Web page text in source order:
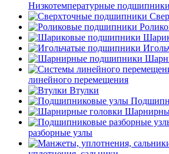
Низкотемпературные подшипники
линейного перемещения
Втулки
разборные узлы